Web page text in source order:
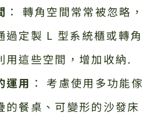
： 轉角空間常常被忽略，
過定製 L 型系統櫃或轉角
用這些空間，增加收納.
運用 ： 考慮使用多功能傢
的餐桌、可變形的沙發床